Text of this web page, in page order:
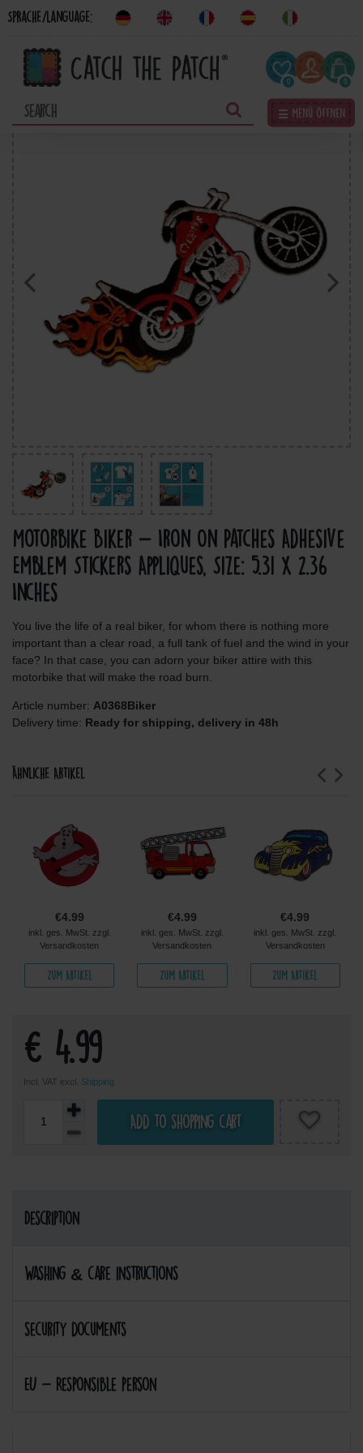
Sprache/Language:
0
☰ Menü öffnen
Motorbike Biker - Iron On Patches Adhesive
Emblem Stickers Appliques, Size: 5.31 x 2.36
Inches
You live the life of a real biker, for whom there is nothing more
important than a clear road, a full tank of fuel and the wind in your
face? In that case, you can adorn your biker attire with this
motorbike that will make the road burn.
Article number: A0368Biker
Delivery time: Ready for shipping, delivery in 48h
Ähnliche Artikel
€4.99
inkl. ges. MwSt. zzgl.
Versandkosten
Zum Artikel
€4.99
inkl. ges. MwSt. zzgl.
Versandkosten
Zum Artikel
€4.99
inkl. ges. MwSt. zzgl.
Versandkosten
Zum Artikel
€ 4.99
Incl. VAT excl. Shipping
Add to shopping cart
Description
Washing & care instructions
security documents
EU - Responsible person